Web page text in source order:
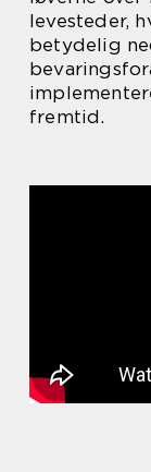
levesteder,
betydelig
fremtid.